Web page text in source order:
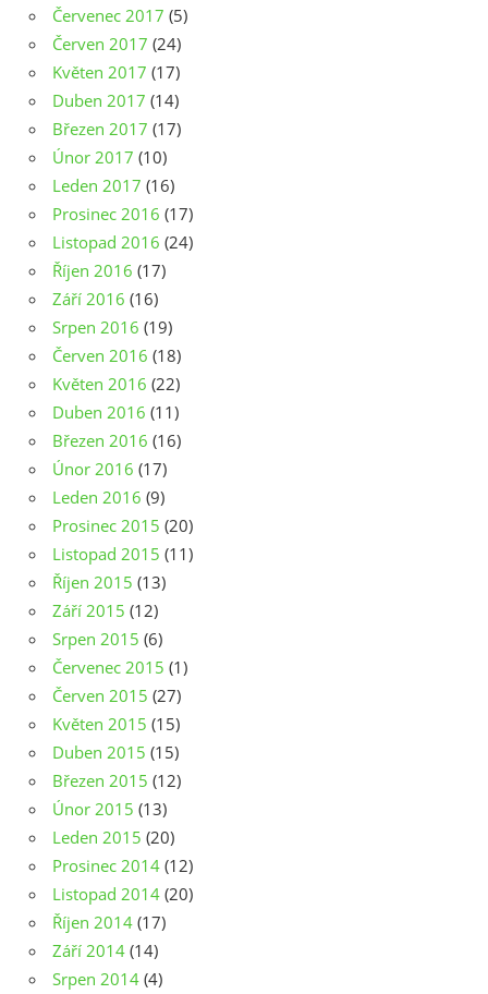
Červenec 2017 (5)
Červen 2017 (24)
Květen 2017 (17)
Duben 2017 (14)
Březen 2017 (17)
Únor 2017 (10)
Leden 2017 (16)
Prosinec 2016 (17)
Listopad 2016 (24)
Říjen 2016 (17)
Září 2016 (16)
Srpen 2016 (19)
Červen 2016 (18)
Květen 2016 (22)
Duben 2016 (11)
Březen 2016 (16)
Únor 2016 (17)
Leden 2016 (9)
Prosinec 2015 (20)
Listopad 2015 (11)
Říjen 2015 (13)
Září 2015 (12)
Srpen 2015 (6)
Červenec 2015 (1)
Červen 2015 (27)
Květen 2015 (15)
Duben 2015 (15)
Březen 2015 (12)
Únor 2015 (13)
Leden 2015 (20)
Prosinec 2014 (12)
Listopad 2014 (20)
Říjen 2014 (17)
Září 2014 (14)
Srpen 2014 (4)